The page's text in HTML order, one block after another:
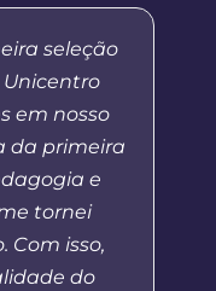
seleção
em nosso
da primeira
e
tornei
Com isso,
do